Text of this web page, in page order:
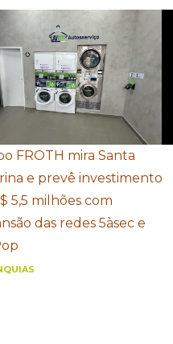
FROTH mira Santa
e prevê investimento
5,5 milhões com
das redes 5àsec e